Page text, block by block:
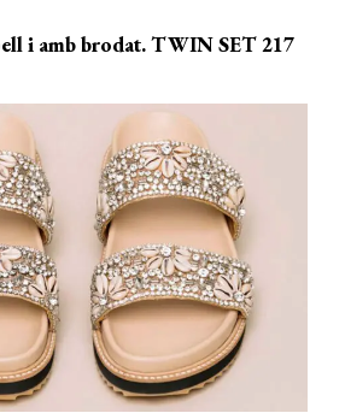
i amb brodat. TWIN SET 217